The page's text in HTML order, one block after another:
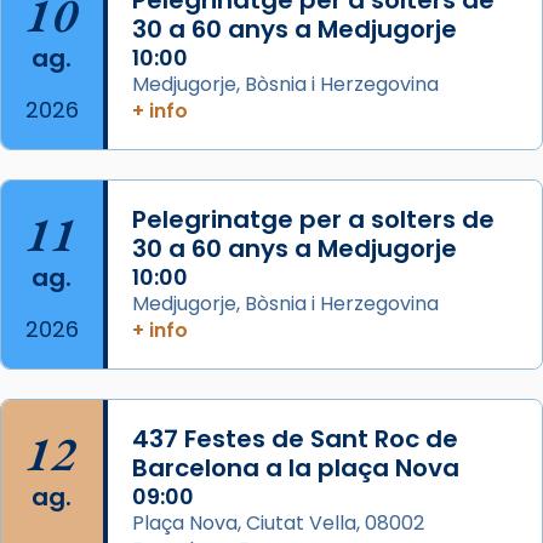
processó (recuperada el 1972) al voltant
del temple amb les relíquies de les santes.
Des de 1985 hi participa també un grup de
diablesses amb música i ball propis. Festa
«Si vols saber què és calor, ves per les
Santes a Mataró»🥵.
Photo
View on Facebook ·
Jaume, fill de Zebedeu, és juntament amb el
seu germà Joan i Pere un dels que
acompanyava més de prop Jesús.
Segons el llibre dels Fets (12,2) fou el primer
10
ag.
2026
30 a 60 anys a Medjugorje
10:00
Medjugorje, Bòsnia i Herzegovina
+ info
11
ag.
2026
Pelegrinatge per a solters de
30 a 60 anys a Medjugorje
10:00
Medjugorje, Bòsnia i Herzegovina
+ info
12
ag.
437 Festes de Sant Roc de
Barcelona a la plaça Nova
09:00
Plaça Nova, Ciutat Vella, 08002